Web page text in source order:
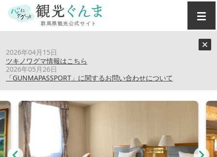
2026年04月15日
ツキノワグマ情報はこちら
2026年05月26日
「GUNMAPASSPORT」に関するお問い合わせについて
ホテルアミューズ富岡